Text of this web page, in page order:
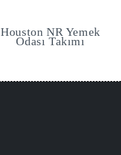
Houston NR Yemek
Odası Takımı